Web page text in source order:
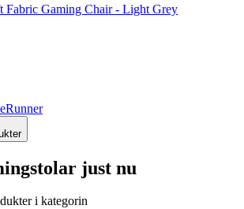
Fabric Gaming Chair - Light Grey
just nu
i kategorin